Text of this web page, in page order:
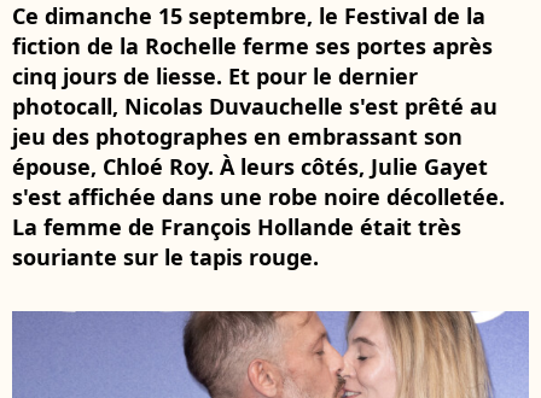
Ce dimanche 15 septembre, le Festival de la
fiction de la Rochelle ferme ses portes après
cinq jours de liesse. Et pour le dernier
photocall, Nicolas Duvauchelle s'est prêté au
jeu des photographes en embrassant son
épouse, Chloé Roy. À leurs côtés, Julie Gayet
s'est affichée dans une robe noire décolletée.
La femme de François Hollande était très
souriante sur le tapis rouge.